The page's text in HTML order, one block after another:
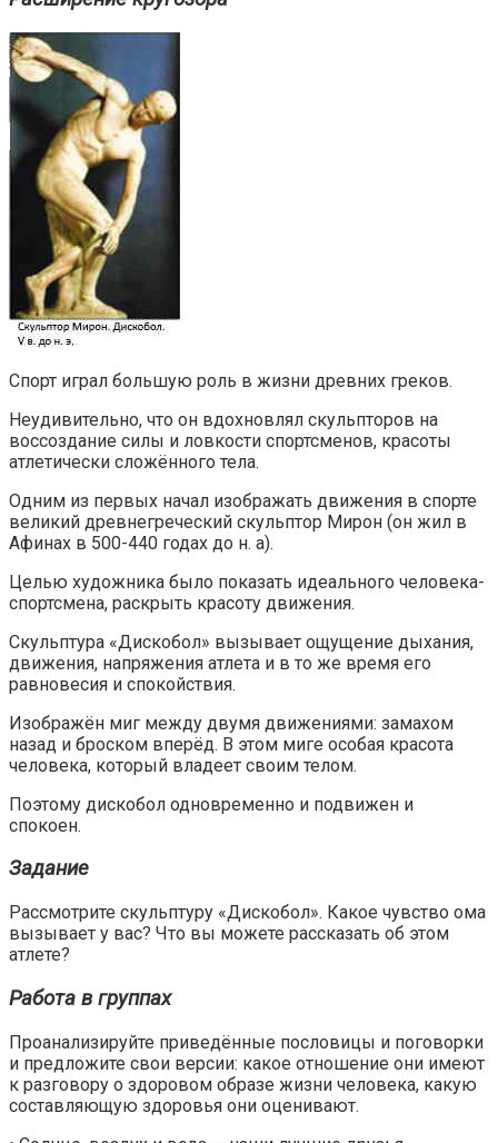
Спорт играл большую роль в жизни древних греков.
Неудивительно, что он вдохновлял скульпторов на
воссоздание силы и ловкости спортсменов, красоты
атлетически сложённого тела.
Одним из первых начал изображать движения в спорте
великий древнегреческий скульптор Мирон (он жил в
Афинах в 500-440 годах до н. а).
Целью художника было показать идеального человека-
спортсмена, раскрыть красоту движения.
Скульптура «Дискобол» вызывает ощущение дыхания,
движения, напряжения атлета и в то же время его
равновесия и спокойствия.
Изображён миг между двумя движениями: замахом
назад и броском вперёд. В этом миге особая красота
человека, который владеет своим телом.
Поэтому дискобол одновременно и подвижен и
спокоен.
Задание
Рассмотрите скульптуру «Дискобол». Какое чувство ома
вызывает у вас? Что вы можете рассказать об этом
атлете?
Работа в группах
Проанализируйте приведённые пословицы и поговорки
и предложите свои версии: какое отношение они имеют
к разговору о здоровом образе жизни человека, какую
составляющую здоровья они оценивают.